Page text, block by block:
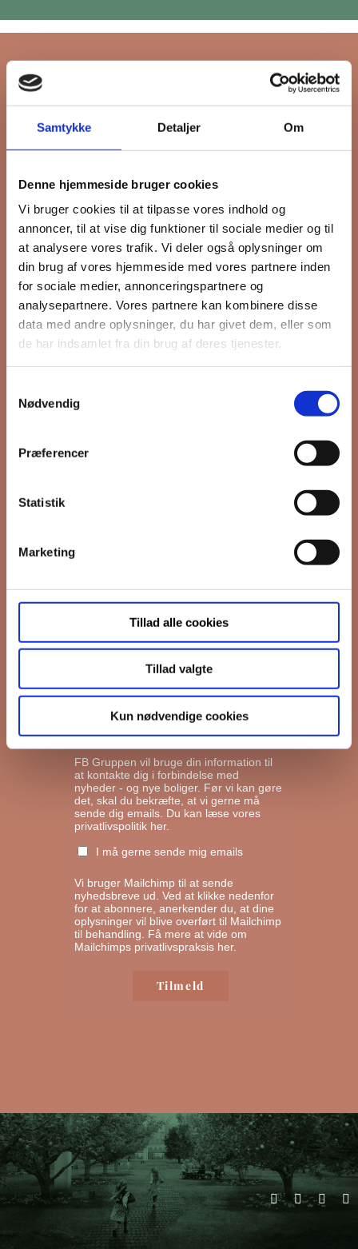
Samtykke Detaljer Om
Denne hjemmeside bruger cookies
Vi bruger cookies til at tilpasse vores indhold og
annoncer, til at vise dig funktioner til sociale medier og til
at analysere vores trafik. Vi deler også oplysninger om
din brug af vores hjemmeside med vores partnere inden
for sociale medier, annonceringspartnere og
analysepartnere. Vores partnere kan kombinere disse
data med andre oplysninger, du har givet dem, eller som
de har indsamlet fra din brug af deres tjenester.
Nødvendig
Præferencer
Statistik
Marketing
Tillad alle cookies
Tillad valgte
Kun nødvendige cookies
Tilmeld dig FB
nyhedsbrev
Hold dig opdateret på hvad der sker
på Grønttorvet. I vores nyhedsbrev
sender vi blandt andet invitation til
VIP Åbent Hus, når vi sætter nye
boliger til salg og udlejning, så du
Interesseret i
Ejerboliger
Lejeboliger
Andelsboliger
Markedsføringstilladelse
FB Gruppen vil bruge din information til
at kontakte dig i forbindelse med
nyheder - og nye boliger. Før vi kan gøre
det, skal du bekræfte, at vi gerne må
sende dig emails. Du kan læse vores
privatlivspolitik her.
I må gerne sende mig emails
Vi bruger Mailchimp til at sende
nyhedsbreve ud. Ved at klikke nedenfor
for at abonnere, anerkender du, at dine
oplysninger vil blive overført til Mailchimp
til behandling. Få mere at vide om
Mailchimps privatlivspraksis her.